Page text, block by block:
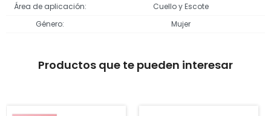
Área de aplicación
Cuello y Escote
Género
Mujer
Productos que te pueden interesar